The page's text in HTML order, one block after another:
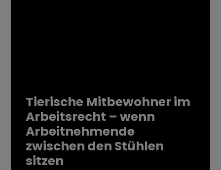
Tierische Mitbewohner im
Arbeitsrecht – wenn
Arbeitnehmende
zwischen den Stühlen
sitzen